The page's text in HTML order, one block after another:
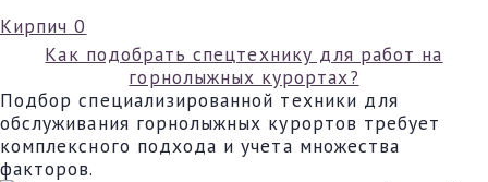
Кирпич 0
Как подобрать спецтехнику для работ на
горнолыжных курортах?
Подбор специализированной техники для
обслуживания горнолыжных курортов требует
комплексного подхода и учета множества
факторов.